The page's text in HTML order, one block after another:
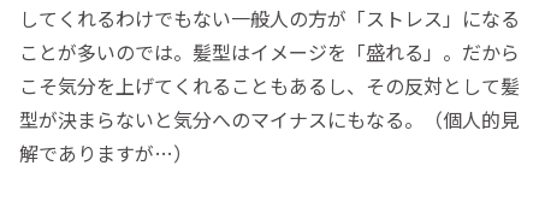
してくれるわけでもない一般人の方が「ストレス」になる
ことが多いのでは。髪型はイメージを「盛れる」。だから
こそ気分を上げてくれることもあるし、その反対として髪
型が決まらないと気分へのマイナスにもなる。（個人的見
解でありますが…）